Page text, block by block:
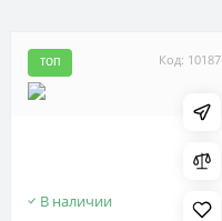
Код: 10187
ТОП
В наличии